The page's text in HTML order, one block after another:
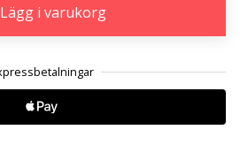
Lägg i varukorg